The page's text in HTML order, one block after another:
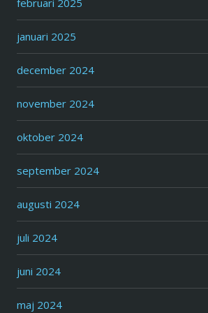
februari 2025
januari 2025
december 2024
november 2024
oktober 2024
september 2024
augusti 2024
juli 2024
juni 2024
maj 2024